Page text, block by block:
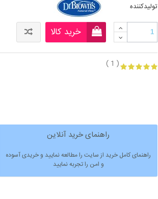
تولیدکننده
خرید کالا
( 1 )
راهنمای خرید آنلاین
راهنمای کامل خرید از سایت را مطالعه نمایید و خریدی آسوده
و امن را تجربه نمایید